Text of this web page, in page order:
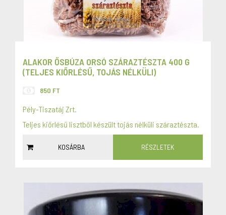
ALAKOR ŐSBÚZA ORSÓ SZÁRAZTÉSZTA 400 G
(TELJES KIŐRLÉSŰ, TOJÁS NÉLKÜLI)
850 FT
Pély-Tiszatáj Zrt.
Teljes kiőrlésű lisztből készült tojás nélküli száraztészta.
KOSÁRBA RÉSZLETEK